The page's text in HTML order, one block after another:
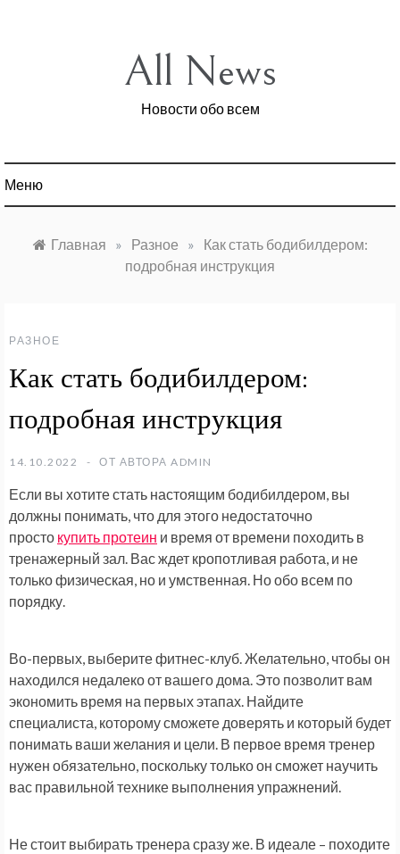
All News
Новости обо всем
Меню
Главная » Разное »
Как стать бодибилдером:
подробная инструкция
РАЗНОЕ
Как стать бодибилдером:
подробная инструкция
14.10.2022 ОТ АВТОРА ADMIN
Если вы хотите стать настоящим бодибилдером, вы
должны понимать, что для этого недостаточно
просто купить протеин и время от времени походить в
тренажерный зал. Вас ждет кропотливая работа, и не
только физическая, но и умственная. Но обо всем по
порядку.
Во-первых, выберите фитнес-клуб. Желательно, чтобы он
находился недалеко от вашего дома. Это позволит вам
экономить время на первых этапах. Найдите
специалиста, которому сможете доверять и который будет
понимать ваши желания и цели. В первое время тренер
нужен обязательно, поскольку только он сможет научить
вас правильной технике выполнения упражнений.
Не стоит выбирать тренера сразу же. В идеале – походите